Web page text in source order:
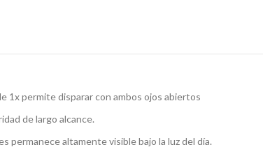
1x permite disparar con ambos ojos abiertos
de largo alcance.
permanece altamente visible bajo la luz del día.